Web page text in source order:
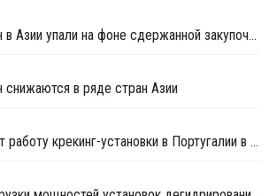
Цены на пропилен в Азии упали на фоне сдержанной закупочной активности
снижаются в ряде стран Азии
Repsol возобновит работу крекинг-установки в Португалии в июне